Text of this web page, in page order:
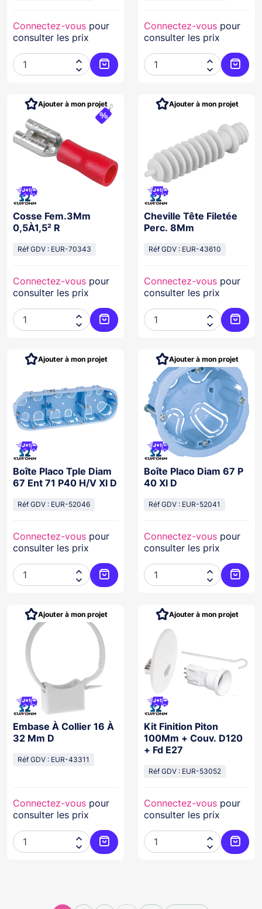
Connectez-vous pour
consulter les prix


Ajouter au panier
Connectez-vous pour
consulter les prix


Cosse Fem.3Mm
0,5À1,5² R
Réf GDV : EUR-70343
Connectez-vous pour
consulter les prix


Ajouter au panier
Ajouter à mon projet
Cheville Tête Filetée
Perc. 8Mm
Réf GDV : EUR-43610
Connectez-vous pour
consulter les prix


Ajouter à mon projet
Boîte Placo Tple Diam
67 Ent 71 P40 H/V Xl D
Réf GDV : EUR-52046
Connectez-vous pour
consulter les prix


Ajouter au panier
Ajouter à mon projet
Boîte Placo Diam 67 P
40 Xl D
Réf GDV : EUR-52041
Connectez-vous pour
consulter les prix


Ajouter à mon projet
Embase À Collier 16 À
32 Mm D
Réf GDV : EUR-43311
Connectez-vous pour
consulter les prix


Ajouter au panier
Ajouter à mon projet
Kit Finition Piton
100Mm + Couv. D120
+ Fd E27
Réf GDV : EUR-53052
Connectez-vous pour
consulter les prix


Ajouter à mon projet